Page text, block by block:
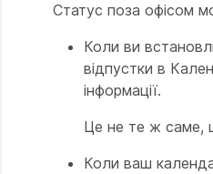
Статус поза офісом
Коли ви
відпустки в
інформації.
Це не те ж саме,
Коли ваш